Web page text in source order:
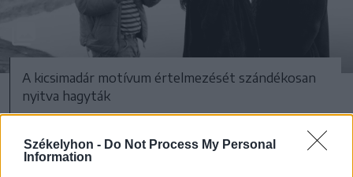
Székelyhon - Do Not Process My Personal
Information
A kicsimadár motívum értelmezését szándékosan
nyitva hagyták
FOTÓ: KEREKES EMŐKE
A klip hangulati célja egyértelműen a